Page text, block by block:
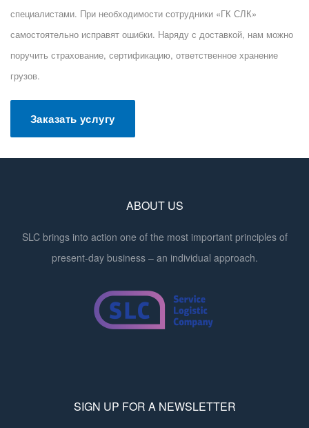
специалистами. При необходимости сотрудники «ГК СЛК»
самостоятельно исправят ошибки. Наряду с доставкой, нам можно
поручить страхование, сертификацию, ответственное хранение
грузов.
Заказать услугу
ABOUT US
SLC brings into action one of the most important principles of
present-day business – an individual approach.
SIGN UP FOR A NEWSLETTER